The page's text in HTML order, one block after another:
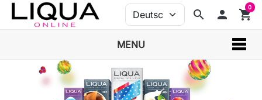
search person shopping_cart
0
MENU